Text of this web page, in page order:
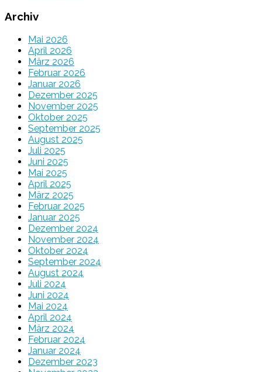
Archiv
Mai 2026
April 2026
März 2026
Februar 2026
Januar 2026
Dezember 2025
November 2025
Oktober 2025
September 2025
August 2025
Juli 2025
Juni 2025
Mai 2025
April 2025
März 2025
Februar 2025
Januar 2025
Dezember 2024
November 2024
Oktober 2024
September 2024
August 2024
Juli 2024
Juni 2024
Mai 2024
April 2024
März 2024
Februar 2024
Januar 2024
Dezember 2023